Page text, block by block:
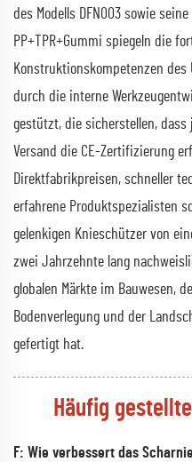
des Modells DFN003 sowie
PP+TPR+Gummi spiegeln die
Konstruktionskompetenzen
durch die interne
gestützt, die sicherstellen, dass
Versand die CE-Zertifizierung
Direktfabrikpreisen, schneller
erfahrene Produktspezialisten
gelenkigen Knieschützer von
zwei Jahrzehnte lang
globalen Märkte im Bauwesen,
Bodenverlegung und der
gefertigt hat.
Häufig
F: Wie verbessert das